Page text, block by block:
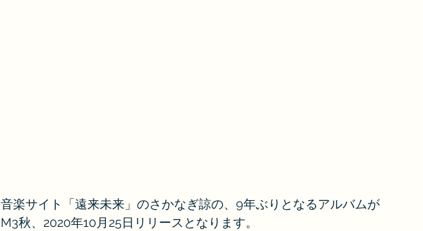
音楽サイト「遠来未来」のさかなぎ諒の、9年ぶりとなるアルバムが
M3秋、2020年10月25日リリースとなります。